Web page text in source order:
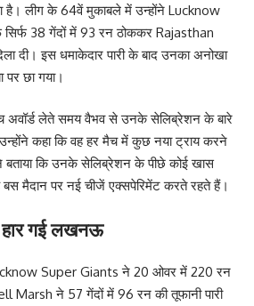
है। लीग के 64वें मुकाबले में उन्होंने Lucknow
38 गेंदों में 93 रन ठोककर Rajasthan
दी। इस धमाकेदार पारी के बाद उनका अनोखा
पर छा गया।
लेते समय वैभव से उनके सेलिब्रेशन के बारे
कहा कि वह हर मैच में कुछ नया ट्राय करने
कि उनके सेलिब्रेशन के पीछे कोई खास
बस मैदान पर नई चीजें एक्सपेरिमेंट करते रहते हैं।
हार गई लखनऊ
Super Giants ने 20 ओवर में 220 रन
Marsh ने 57 गेंदों में 96 रन की तूफानी पारी